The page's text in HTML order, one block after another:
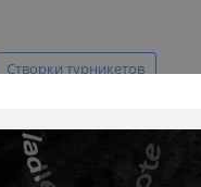
Створки турникетов